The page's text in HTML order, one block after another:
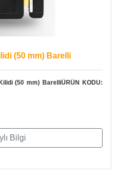
(50 mm) Barelli
(50 mm) BarelliÜRÜN KODU:
Bilgi